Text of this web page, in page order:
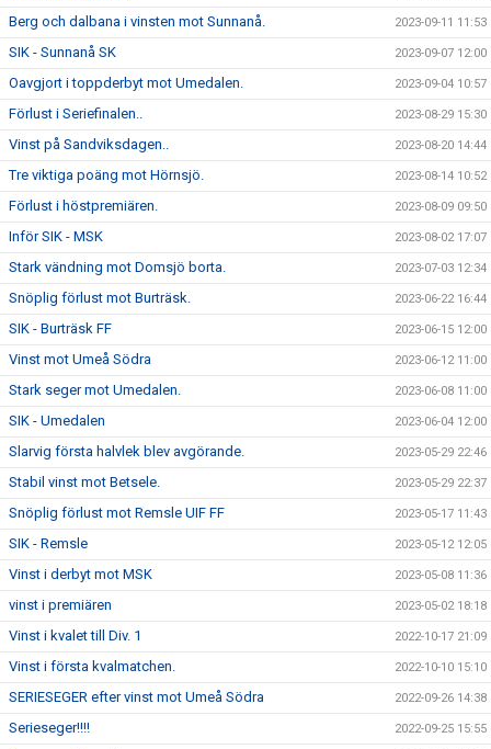
Berg och dalbana i vinsten mot Sunnanå. 2023-09-11 11:53
SIK - Sunnanå SK 2023-09-07 12:00
Oavgjort i toppderbyt mot Umedalen. 2023-09-04 10:57
Förlust i Seriefinalen.. 2023-08-29 15:30
Vinst på Sandviksdagen.. 2023-08-20 14:44
Tre viktiga poäng mot Hörnsjö. 2023-08-14 10:52
Förlust i höstpremiären. 2023-08-09 09:50
Inför SIK - MSK 2023-08-02 17:07
Stark vändning mot Domsjö borta. 2023-07-03 12:34
Snöplig förlust mot Burträsk. 2023-06-22 16:44
SIK - Burträsk FF 2023-06-15 12:00
Vinst mot Umeå Södra 2023-06-12 11:00
Stark seger mot Umedalen. 2023-06-08 11:00
SIK - Umedalen 2023-06-04 12:00
Slarvig första halvlek blev avgörande. 2023-05-29 22:46
Stabil vinst mot Betsele. 2023-05-29 22:37
Snöplig förlust mot Remsle UIF FF 2023-05-17 11:43
SIK - Remsle 2023-05-12 12:05
Vinst i derbyt mot MSK 2023-05-08 11:36
vinst i premiären 2023-05-02 18:18
Vinst i kvalet till Div. 1 2022-10-17 21:09
Vinst i första kvalmatchen. 2022-10-10 15:10
SERIESEGER efter vinst mot Umeå Södra 2022-09-26 14:38
Serieseger!!!! 2022-09-25 15:55